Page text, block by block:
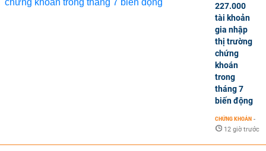
227.000
tài khoản
gia nhập
thị trường
chứng
khoán
trong
tháng 7
biến động
CHỨNG KHOÁN -
12 giờ trước